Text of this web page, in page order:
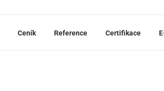
Ceník Reference Certifikace